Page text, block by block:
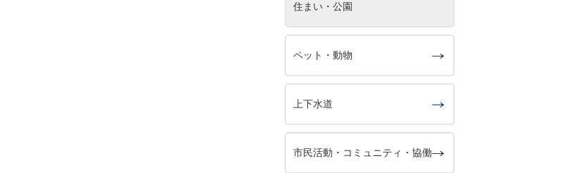
住まい・公園
ペット・動物
上下水道
市民活動・コミュニティ・協働